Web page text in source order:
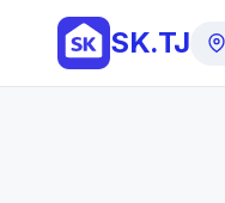
SK.TJ